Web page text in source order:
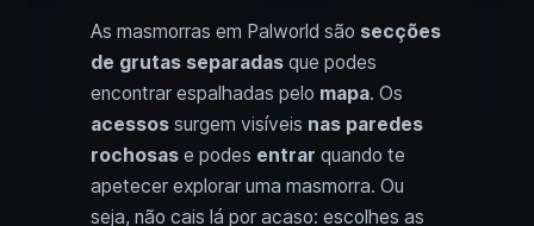
As masmorras em Palworld são secções
de grutas separadas que podes
encontrar espalhadas pelo mapa. Os
acessos surgem visíveis nas paredes
rochosas e podes entrar quando te
apetecer explorar uma masmorra. Ou
seja, não cais lá por acaso: escolhes as